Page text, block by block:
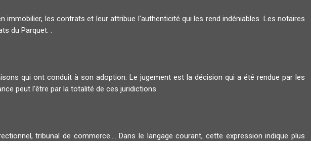
les contrats et leur attribue l'authenticité qui les rend indéniables. Les notaires
du Parquet. .
qui ont conduit à son adoption. Le jugement est la décision qui a été rendue par les
peut l'être par la totalité de ces juridictions.
tribunal de commerce.... Dans le langage courant, cette expression indique plus